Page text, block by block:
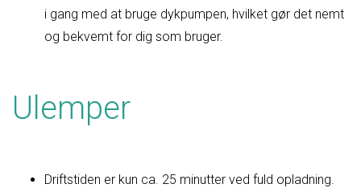
i gang med at bruge dykpumpen, hvilket gør det nemt
og bekvemt for dig som bruger.
Ulemper
Driftstiden er kun ca. 25 minutter ved fuld opladning.